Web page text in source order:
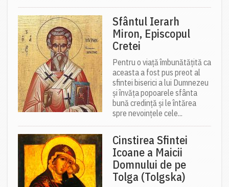
Sfântul Ierarh
Miron, Episcopul
Cretei
Pentru o viață îmbunătățită ca
aceasta a fost pus preot al
sfintei biserici a lui Dumnezeu
și învăța popoarele sfânta
bună credință și le întărea
spre nevoințele cele...
Cinstirea Sfintei
Icoane a Maicii
Domnului de pe
Tolga (Tolgska)